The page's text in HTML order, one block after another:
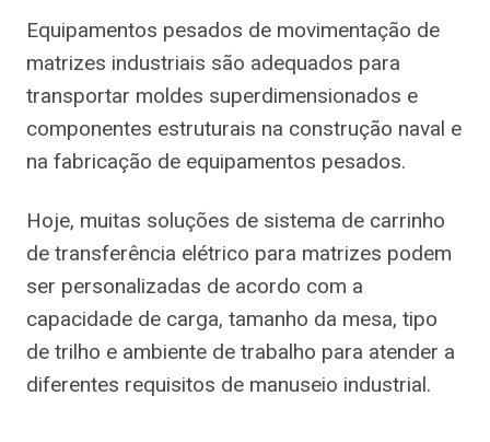
Equipamentos pesados de movimentação de
matrizes industriais são adequados para
transportar moldes superdimensionados e
componentes estruturais na construção naval e
na fabricação de equipamentos pesados.
Hoje, muitas soluções de sistema de carrinho
de transferência elétrico para matrizes podem
ser personalizadas de acordo com a
capacidade de carga, tamanho da mesa, tipo
de trilho e ambiente de trabalho para atender a
diferentes requisitos de manuseio industrial.